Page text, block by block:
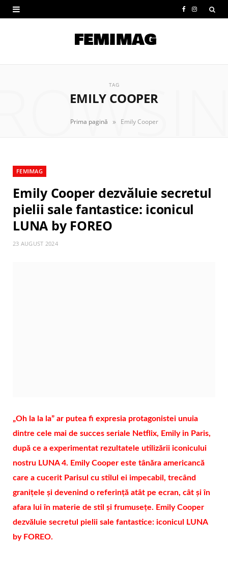
e
I
t
TAG
EMILY COOPER
Prima pagină » Emily Cooper
FEMIMAG
Emily Cooper dezvăluie secretul
pielii sale fantastice: iconicul
LUNA by FOREO
23 AUGUST 2024
„Oh la la la” ar putea fi expresia protagonistei unuia
dintre cele mai de succes seriale Netflix, Emily in Paris,
după ce a experimentat rezultatele utilizării iconicului
nostru LUNA 4. Emily Cooper este tânăra americancă
care a cucerit Parisul cu stilul ei impecabil, trecând
granițele și devenind o referință atât pe ecran, cât și în
afara lui în materie de stil și frumusețe. Emily Cooper
dezvăluie secretul pielii sale fantastice: iconicul LUNA
by FOREO.